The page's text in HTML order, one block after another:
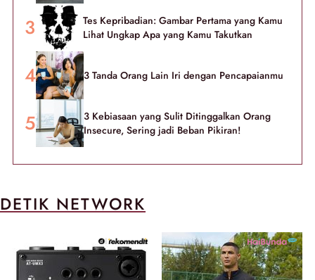
Tes Kepribadian: Gambar Pertama yang Kamu
Lihat Ungkap Apa yang Kamu Takutkan
3 Tanda Orang Lain Iri dengan Pencapaianmu
3 Kebiasaan yang Sulit Ditinggalkan Orang
Insecure, Sering jadi Beban Pikiran!
DETIK NETWORK